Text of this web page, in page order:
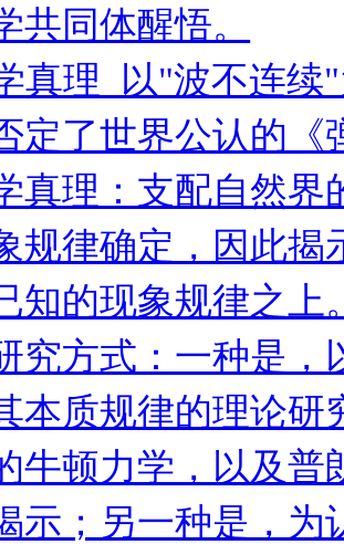
共同体醒悟。
真理 以"波不连续
定了世界公认的《
真理：支配自然界
规律确定，因此揭
知的现象规律之上
究方式：一种是，
本质规律的理论研
牛顿力学，以及
示；另一种是，为